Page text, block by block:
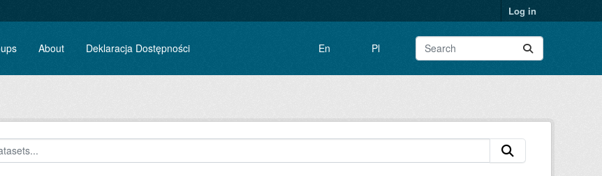
Log in
About Deklaracja Dostępności En Pl